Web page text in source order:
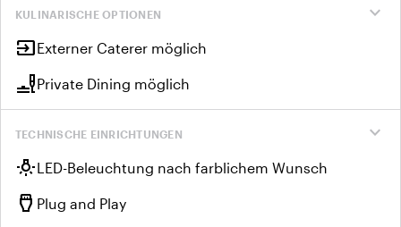
expand_more
KULINARISCHE OPTIONEN
inputExterner Caterer möglich
brunch_diningPrivate Dining möglich
expand_more
TECHNISCHE EINRICHTUNGEN
wb_incandescentLED-Beleuchtung nach farblichem Wunsch
settings_input_hdmi Plug and Play